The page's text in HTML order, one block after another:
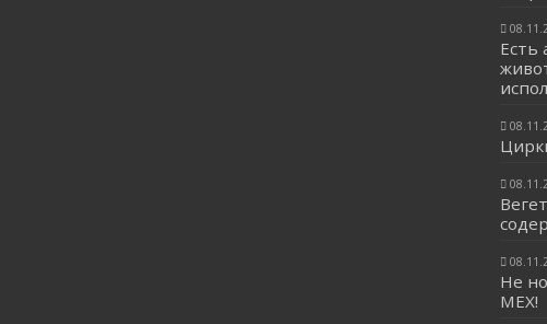
Есть
Не
МЕХ!